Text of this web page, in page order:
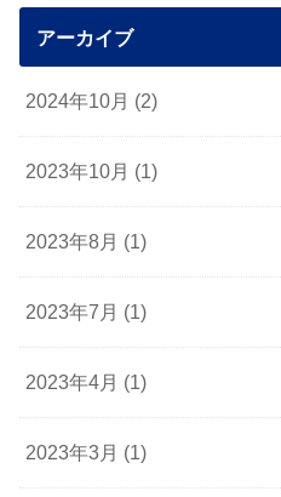
アーカイブ
2024年10月 (2)
2023年10月 (1)
2023年8月 (1)
2023年7月 (1)
2023年4月 (1)
2023年3月 (1)